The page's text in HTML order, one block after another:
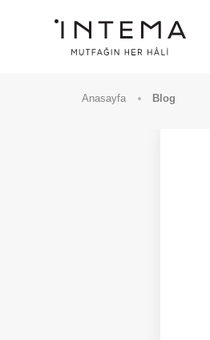
Anasayfa Blog